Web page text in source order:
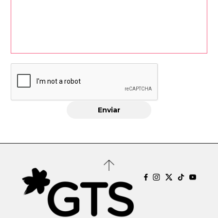
Madrid dentro de la gira de presentación de su nuevo
talento compositivo la sitúan como una de las creadoras
más relevantes e influyentes del pop español actual.